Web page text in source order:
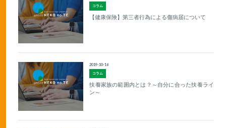
コラム
【健康保険】第三者行為による傷病届について
コラム
2019-10-16
扶養家族の範囲内とは？～自分に合った扶養ライ
ン～